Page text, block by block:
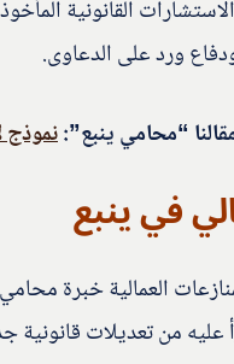
القانونية
ورد على الدعاوى.
“محامي ينبع”:
في ينبع
العمالية خبرة
من تعديلات قانونية